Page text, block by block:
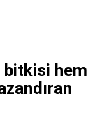
bitkisi hem